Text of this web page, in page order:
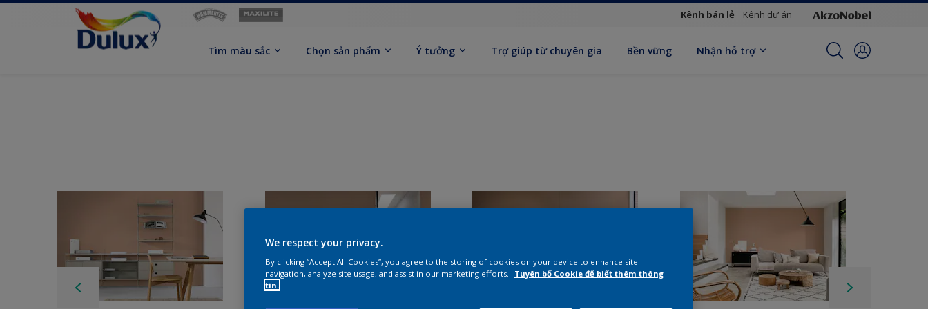
Kênh bán lẻ Kênh dự án
Tìm màu sắc Chọn sản phẩm Ý tưởng Trợ giúp từ chuyên gia Bền vững Nhận hỗ trợ
We respect your privacy.
By clicking “Accept All Cookies”, you agree to the storing of cookies on your device to enhance site
navigation, analyze site usage, and assist in our marketing efforts.
Tuyên bố Cookie để biết thêm thông
tin.